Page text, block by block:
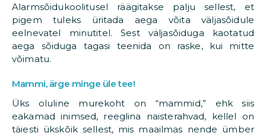
Alarmsõidukoolitusel räägitakse palju sellest, et
pigem tuleks üritada aega võita väljasõidule
eelnevatel minutitel. Sest väljasõiduga kaotatud
aega sõiduga tagasi teenida on raske, kui mitte
võimatu.
Mammi, ärge minge üle tee!
Üks oluline murekoht on “mammid,” ehk siis
eakamad inimsed, reeglina naisterahvad, kellel on
täiesti ükskõik sellest, mis maailmas nende ümber